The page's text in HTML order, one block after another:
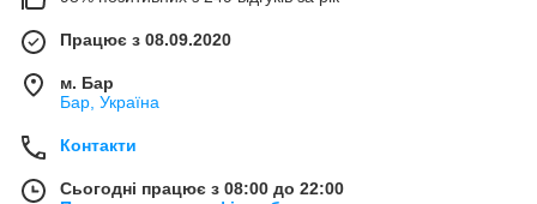
Працює з 08.09.2020
м. Бар
Бар, Україна
Контакти
Сьогодні працює з 08:00 до 22:00